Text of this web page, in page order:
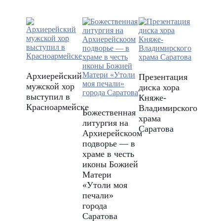
Архиерейский
мужской хор
выступил в
Красноармейске
Божественная
литургия на
Архиерейскоом
подворье — в
храме в честь
иконы Божией
Матери
«Утоли моя
печали»
города
Саратова
Презентация
диска хора
Княже-
Владимирского
храма
Саратова